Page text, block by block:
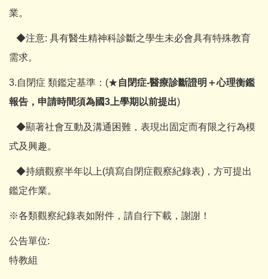
業。
◆注意: 具有醫生精神科診斷之學生未必會具有特殊教育
需求。
3.自閉症 類鑑定基準：(★自閉症-醫療診斷證明＋心理衡鑑
報告，申請時間須為國3上學期以前提出)
◆顯著社會互動及溝通困難，表現出固定而有限之行為模
式及興趣。
◆持續觀察半年以上(填寫自閉症觀察紀錄表)，方可提出
鑑定作業。
※各類觀察紀錄表如附件，請自行下載，謝謝！
公告單位:
特教組